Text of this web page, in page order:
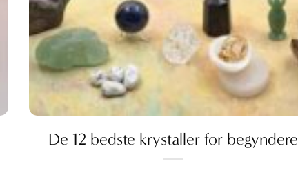
De 12 bedste krystaller for begyndere